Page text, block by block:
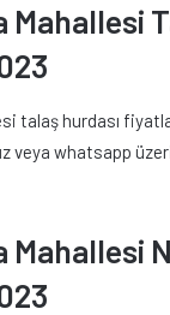
talaş hurdası
veya whatsapp